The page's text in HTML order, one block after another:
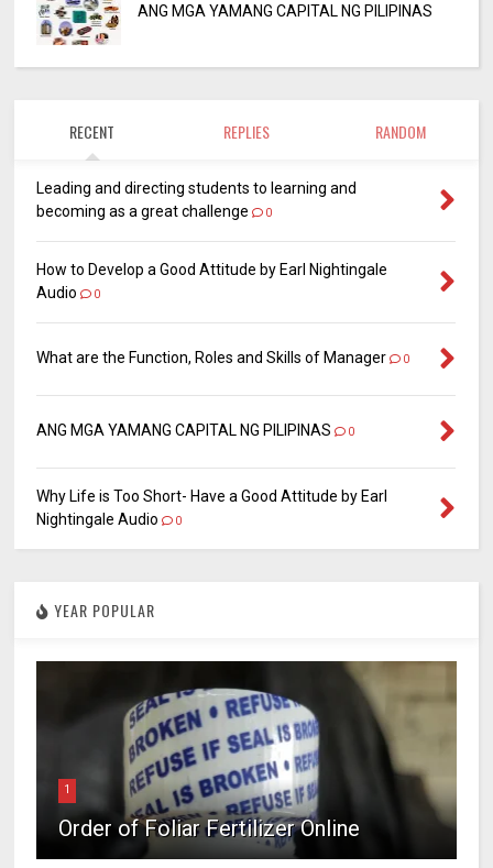
ANG MGA YAMANG CAPITAL NG PILIPINAS
RECENT REPLIES RANDOM
Leading and directing students to learning and
becoming as a great challenge
0
How to Develop a Good Attitude by Earl Nightingale
Audio
0
What are the Function, Roles and Skills of Manager 0
ANG MGA YAMANG CAPITAL NG PILIPINAS 0
Why Life is Too Short- Have a Good Attitude by Earl
Nightingale Audio
0
YEAR POPULAR
1
Order of Foliar Fertilizer Online